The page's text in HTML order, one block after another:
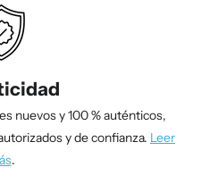
nuevos y 100 % auténticos,
y de confianza. Leer
.